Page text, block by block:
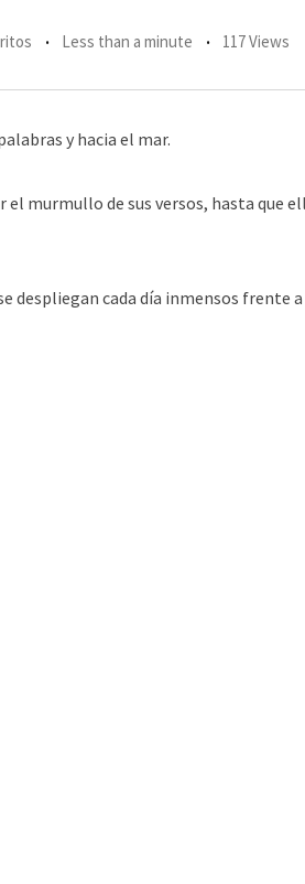
Less than a minute 117 Views
y hacia el mar.
el murmullo de sus versos, hasta que
despliegan cada día inmensos frente